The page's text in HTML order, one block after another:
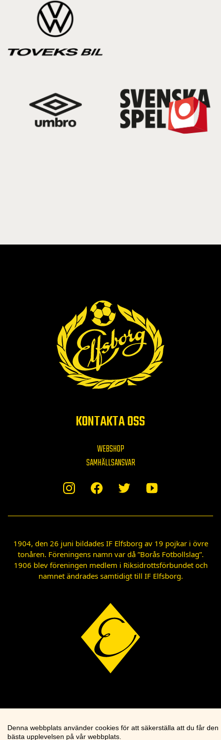
KONTAKTA OSS
WEBSHOP
SAMHÄLLSANSVAR
1904, den 26 juni bildades IF Elfsborg av 19 pojkar i övre
tonåren. Föreningens namn var då ”Borås Fotbollslag”.
1906 blev föreningen medlem i Riksidrottsförbundet och
namnet ändrades samtidigt till IF Elfsborg.
Denna webbplats använder cookies för att säkerställa att du får den
bästa upplevelsen på vår webbplats.